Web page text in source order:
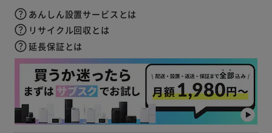
あんしん設置サービスとは
リサイクル回収とは
延長保証とは